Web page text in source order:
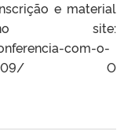
e material
site:
com-o-
16-09/ O